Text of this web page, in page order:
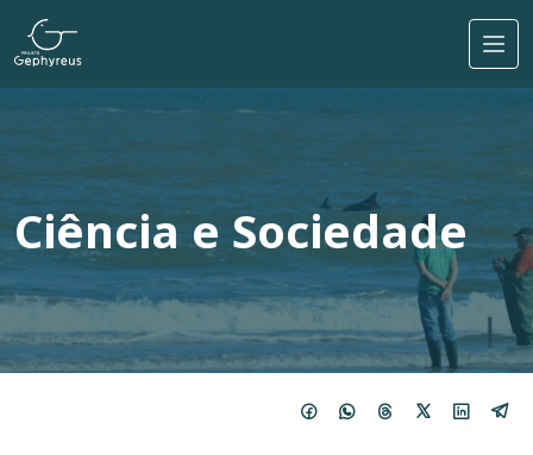
Pular para o conteúdo principal
Ciência e Sociedade